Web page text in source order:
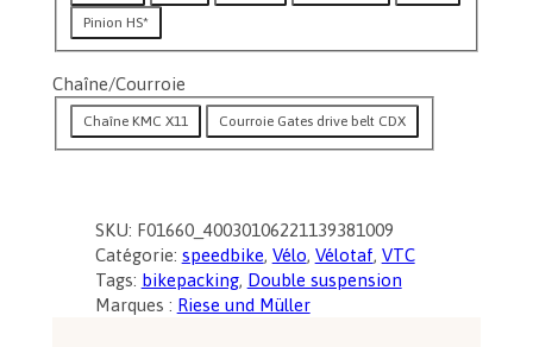
:
4
Pinion HS*
Chaîne/Courroie
Chaîne KMC X11 Courroie Gates drive belt CDX
SKU: F01660_40030106221139381009
Catégorie: speedbike, Vélo, Vélotaf, VTC
Tags: bikepacking, Double suspension
Marques : Riese und Müller